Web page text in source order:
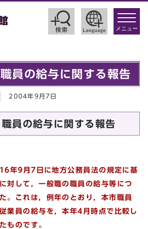
toggle
メニュー
員の給与に関する報告
2004年9月7日
員の給与に関する報告
年9月7日に地方公務員法の規定に基
対して，一般職の職員の給与等につ
。これは，例年のとおり，本市職員
業員の給与を，本年4月時点で比較し
ものです。